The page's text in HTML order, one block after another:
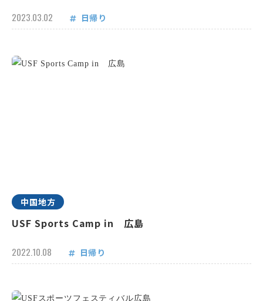
2023.03.02 日帰り
中国地方
USF Sports Camp in 広島
2022.10.08 日帰り